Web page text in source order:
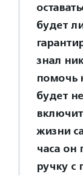
будет
знал
помочь
будет
жизни
часа он
ручку с